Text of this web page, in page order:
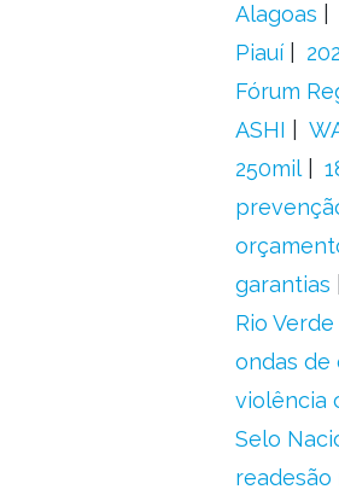
Alagoas
Piauí
Fórum
ASHI
250mil
garantias
Rio Verde
ondas de
violência
Selo
readesão